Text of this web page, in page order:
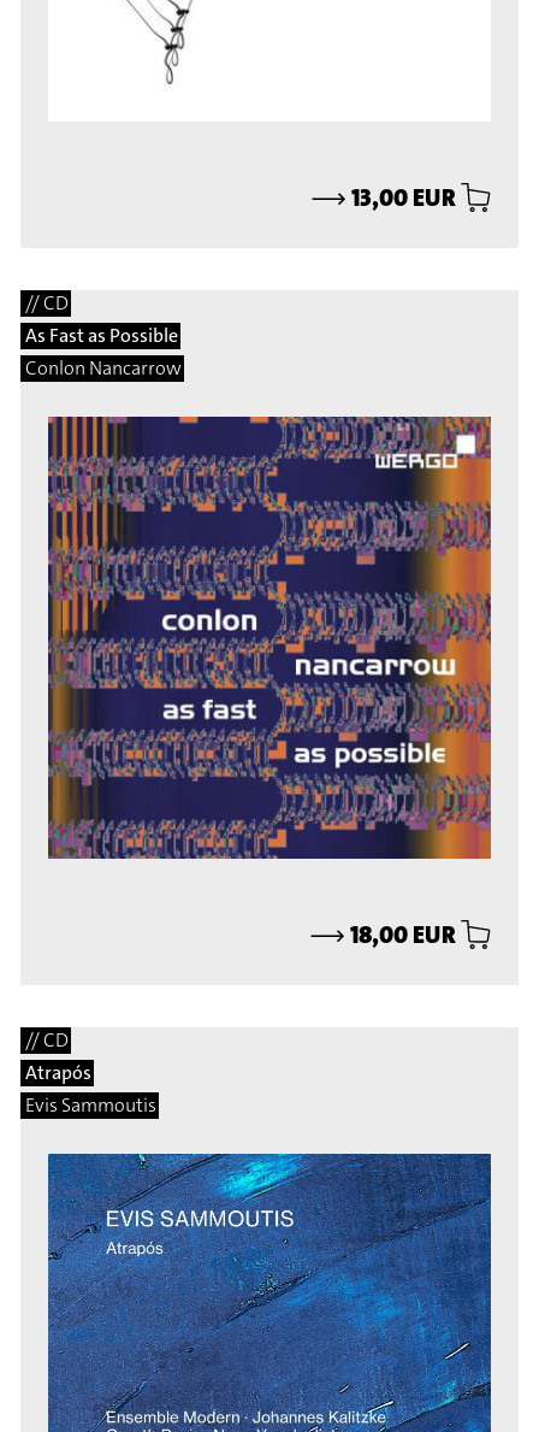
⟶13,00 EUR
// CD
As Fast as Possible
Conlon Nancarrow
⟶18,00 EUR
// CD
Atrapós
Evis Sammoutis